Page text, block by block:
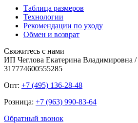
Таблица размеров
Технологии
Рекомендации по уходу
Обмен и возврат
Свяжитесь с нами
ИП Чеглова Екатерина
317774600555285
Опт: +7 (495) 136-28-48
Розница: +7 (963) 990-83-64
Обратный звонок